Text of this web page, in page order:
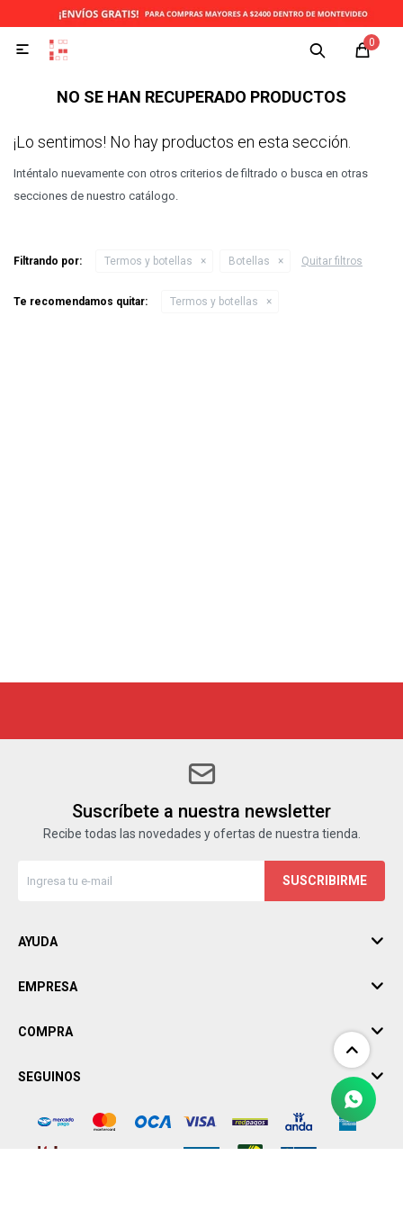
0

NO SE HAN RECUPERADO PRODUCTOS
¡Lo sentimos! No hay productos en esta sección.
Inténtalo nuevamente con otros criterios de filtrado o busca en otras
secciones de nuestro catálogo.
Filtrando por: Termos y botellas Botellas Quitar filtros
Te recomendamos quitar: Termos y botellas
Suscríbete a nuestra newsletter
Recibe todas las novedades y ofertas de nuestra tienda.
SUSCRIBIRME
AYUDA
EMPRESA
COMPRA
SEGUINOS